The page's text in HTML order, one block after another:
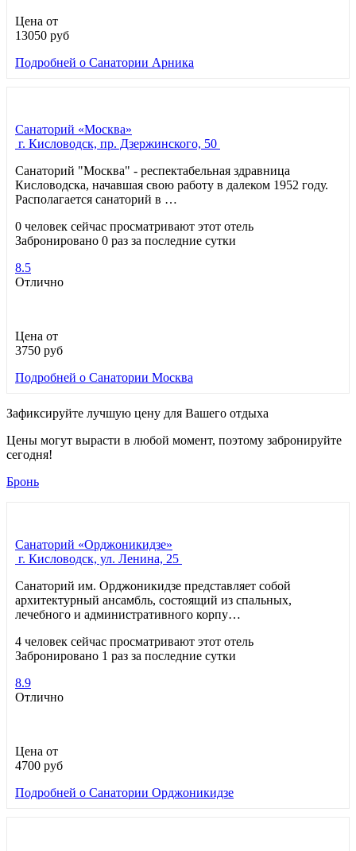
Цена от
13050 руб
Подробней о Санатории Арника
Санаторий «Москва»
г. Кисловодск, пр. Дзержинского, 50
Санаторий "Москва" - респектабельная здравница
Кисловодска, начавшая свою работу в далеком 1952 году.
Располагается санаторий в …
0 человек сейчас просматривают этот отель
Забронировано 0 раз за последние сутки
8.5
Отлично
Цена от
3750 руб
Подробней о Санатории Москва
Зафиксируйте лучшую цену для Вашего отдыха
Цены могут вырасти в любой момент, поэтому забронируйте
сегодня!
Бронь
Санаторий «Орджоникидзе»
г. Кисловодск, ул. Ленина, 25
Санаторий им. Орджоникидзе представляет собой
архитектурный ансамбль, состоящий из спальных,
лечебного и административного корпу…
4 человек сейчас просматривают этот отель
Забронировано 1 раз за последние сутки
8.9
Отлично
Цена от
4700 руб
Подробней о Санатории Орджоникидзе